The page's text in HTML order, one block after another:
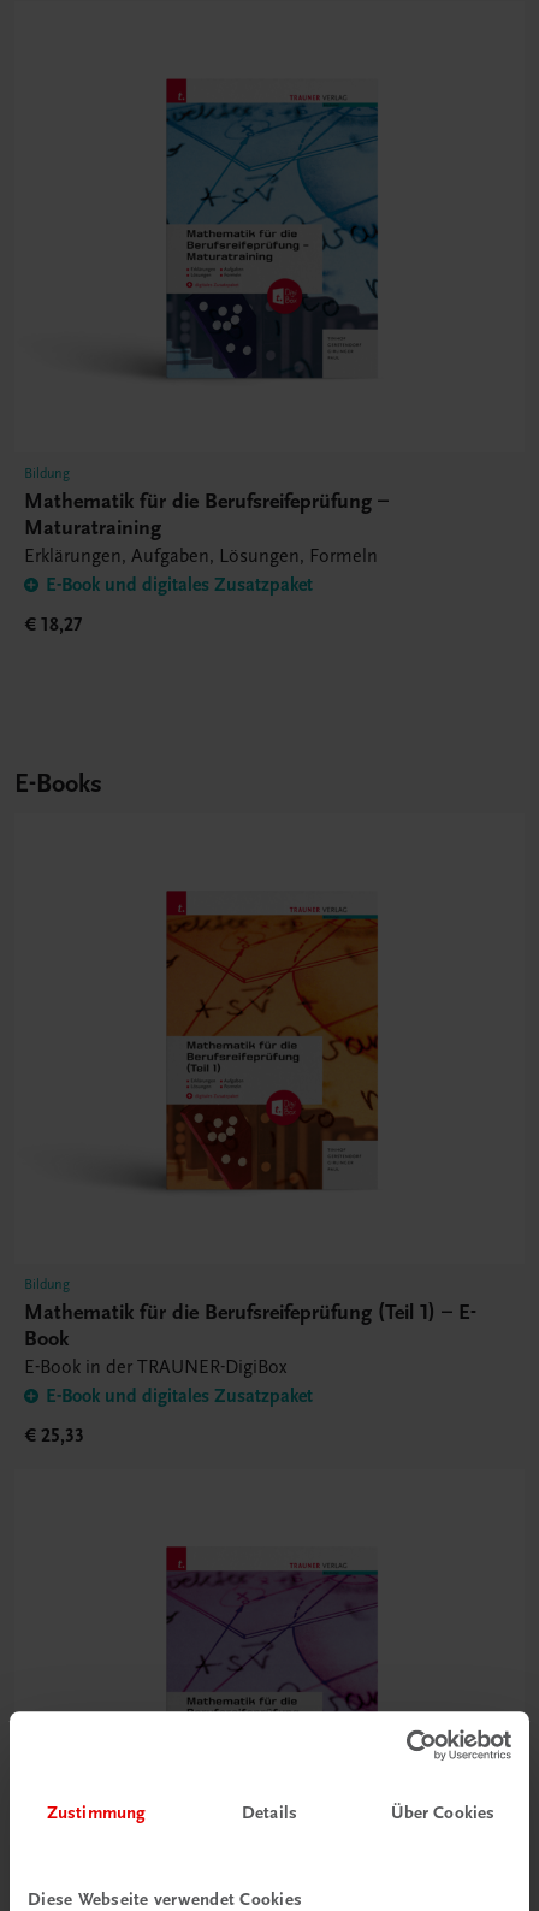
Zustimmung Details Über Cookies
Diese Webseite verwendet Cookies
Bildung
Mathematik für die Berufsreifeprüfung –
Maturatraining
Erklärungen, Aufgaben, Lösungen, Formeln
E-Book und digitales Zusatzpaket
€ 18,27
E-Books
Bildung
Mathematik für die Berufsreifeprüfung (Teil 1) – E-
Book
E-Book in der TRAUNER-DigiBox
E-Book und digitales Zusatzpaket
€ 25,33